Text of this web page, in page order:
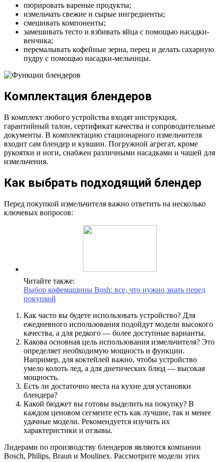
пюрировать вареные продукты;
измельчать свежие и сырые ингредиенты;
смешивать компоненты;
замешивать тесто и взбивать яйца с помощью насадки-
венчика;
перемалывать кофейные зерна, перец и делать сахарную
пудру с помощью насадки-мельницы.
Комплектация блендеров
В комплект любого устройства входят инструкция,
гарантийный талон, сертификат качества и сопроводительные
документы. В комплектацию стационарного измельчителя
входит сам блендер и кувшин. Погружной агрегат, кроме
рукоятки и ноги, снабжен различными насадками и чашей для
измельчения.
Как выбрать подходящий блендер
Перед покупкой измельчителя важно ответить на несколько
ключевых вопросов:
Читайте также:
Выбор кофемашины Bosh: все, что нужно знать перед
покупкой
Как часто вы будете использовать устройство? Для
ежедневного использования подойдут модели высокого
качества, а для редкого — более доступные варианты.
Какова основная цель использования измельчителя? Это
определяет необходимую мощность и функции.
Например, для коктейлей важно, чтобы устройство
умело колоть лед, а для диетических блюд — высокая
мощность.
Есть ли достаточно места на кухне для установки
блендера?
Какой бюджет вы готовы выделить на покупку? В
каждом ценовом сегменте есть как лучшие, так и менее
удачные модели. Рекомендуется изучить их
характеристики и отзывы.
Лидерами по производству блендеров являются компании
Bosch, Philips, Braun и Moulinex. Рассмотрите модели этих